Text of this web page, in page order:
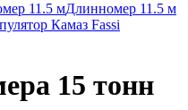
Длинномер 11.5 м
Камаз Fassi
15 тонн